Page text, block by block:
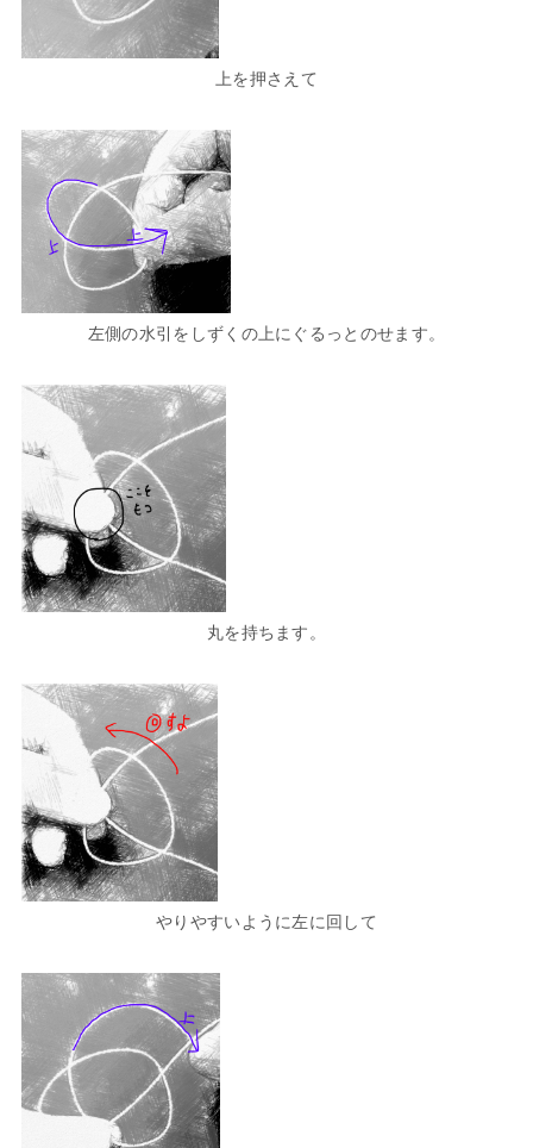
上を押さえて
左側の水引をしずくの上にぐるっとのせます。
丸を持ちます。
やりやすいように左に回して